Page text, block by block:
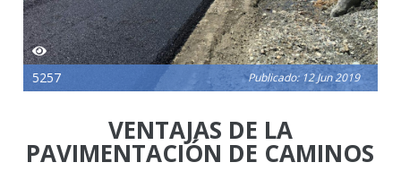
5257 Publicado: 12 Jun 2019
VENTAJAS DE LA
PAVIMENTACIÓN DE CAMINOS